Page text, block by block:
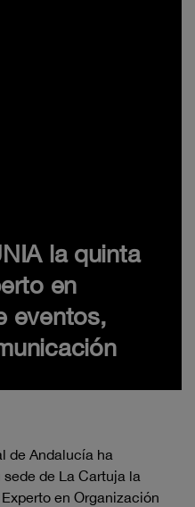
la quinta
en
eventos,
de Andalucía ha
de La Cartuja la
en Organización